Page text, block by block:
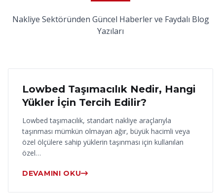
Nakliye Sektöründen Güncel Haberler ve Faydalı Blog
Yazıları
18 Haziran 2026
Lowbed Taşımacılık Nedir, Hangi
Yükler İçin Tercih Edilir?
Lowbed taşımacılık, standart nakliye araçlarıyla
taşınması mümkün olmayan ağır, büyük hacimli veya
özel ölçülere sahip yüklerin taşınması için kullanılan
özel…
DEVAMINI OKU